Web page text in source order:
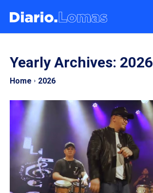
Yearly Archives: 2026
Home 2026